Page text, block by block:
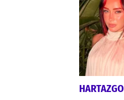
HARTAZGO